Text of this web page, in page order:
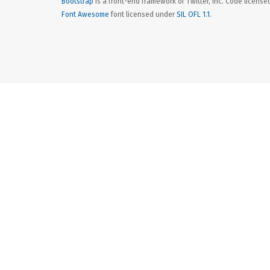
Font Awesome font licensed underSIL OFL 1.1 .